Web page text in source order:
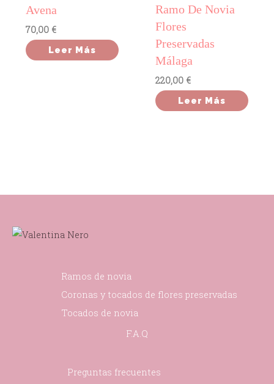
Avena
70,00 €
Leer Más
Ramo De Novia
Flores
Preservadas
Málaga
220,00 €
Leer Más
Ramos de novia
Coronas y tocados de flores preservadas
Tocados de novia
F.A.Q
Preguntas frecuentes